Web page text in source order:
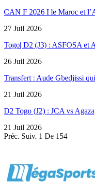
CAN F 2026 I le Maroc et
27 Juil 2026
Togo| D2 (J3) : ASFOSA et
26 Juil 2026
Transfert : Aude Gbedjissi
21 Juil 2026
D2 Togo (J2) : JCA vs
21 Juil 2026
Préc. Suiv. 1 De 154